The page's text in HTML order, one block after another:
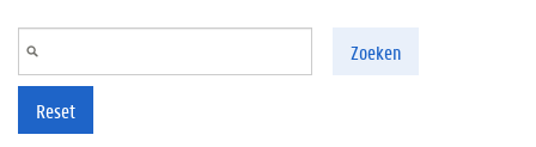
Zoeken
Reset